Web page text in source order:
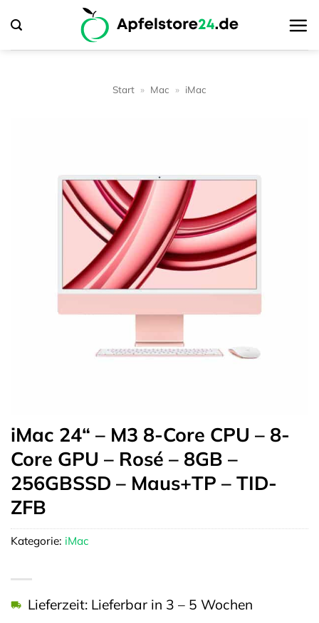
Inhalt
springen
Start » Mac » iMac
iMac 24“ – M3 8-Core CPU – 8-
Core GPU – Rosé – 8GB –
256GBSSD – Maus+TP – TID-
ZFB
Lieferzeit: Lieferbar in 3 – 5 Wochen
Kategorie: iMac